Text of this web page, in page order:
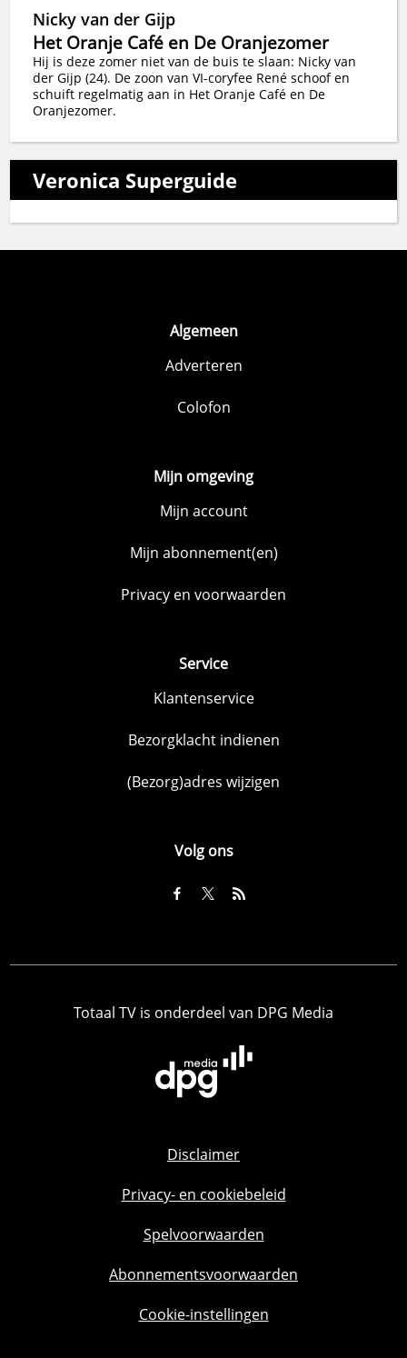
Nicky van der Gijp
Het Oranje Café en De Oranjezomer
Hij is deze zomer niet van de buis te slaan: Nicky van
der Gijp (24). De zoon van VI-coryfee René schoof en
schuift regelmatig aan in Het Oranje Café en De
Oranjezomer.
Veronica Superguide
Algemeen
Adverteren
Colofon
Mijn omgeving
Mijn account
Mijn abonnement(en)
Privacy en voorwaarden
Service
Klantenservice
Bezorgklacht indienen
(Bezorg)adres wijzigen
Volg ons
Totaal TV is onderdeel van DPG Media
Disclaimer
Privacy- en cookiebeleid
Spelvoorwaarden
Abonnementsvoorwaarden
Cookie-instellingen